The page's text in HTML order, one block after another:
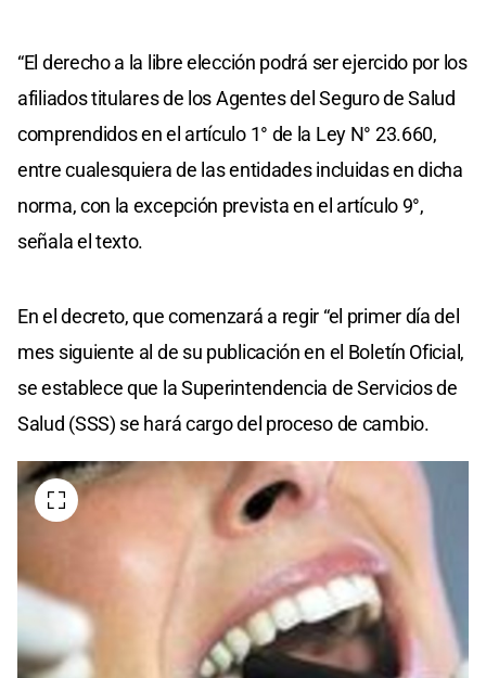
“El derecho a la libre elección podrá ser ejercido por los
afiliados titulares de los Agentes del Seguro de Salud
comprendidos en el artículo 1° de la Ley N° 23.660,
entre cualesquiera de las entidades incluidas en dicha
norma, con la excepción prevista en el artículo 9°,
señala el texto.
En el decreto, que comenzará a regir “el primer día del
mes siguiente al de su publicación en el Boletín Oficial,
se establece que la Superintendencia de Servicios de
Salud (SSS) se hará cargo del proceso de cambio.